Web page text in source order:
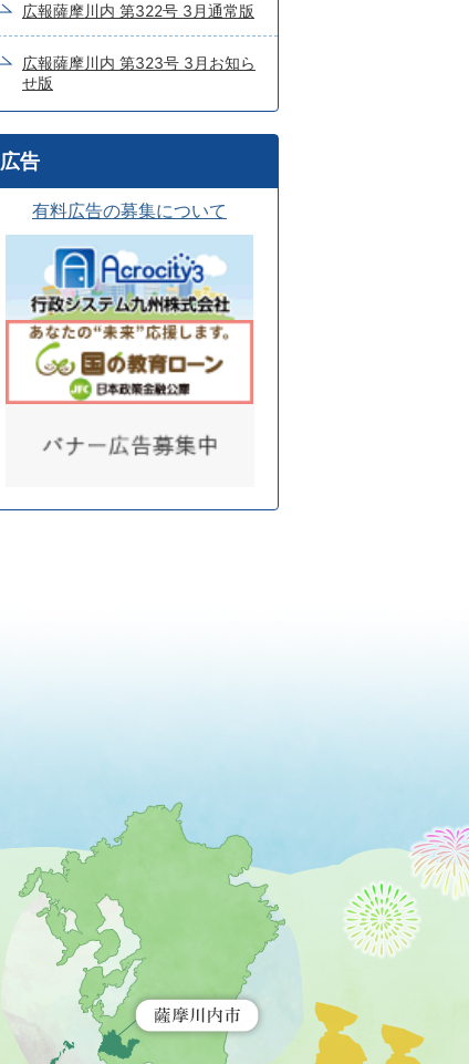
広報薩摩川内 第322号 3月通常版
広報薩摩川内 第323号 3月お知ら
せ版
広告
有料広告の募集について